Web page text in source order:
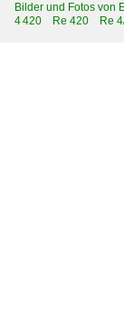
Bilder und Fotos von
4 420 Re 420 Re 4/